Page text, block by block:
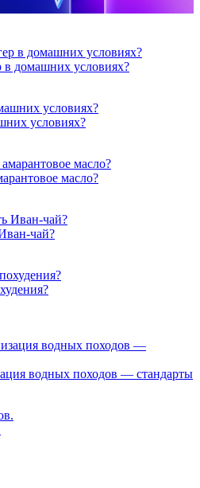
в домашних условиях?
условиях?
масло?
чай?
водных походов — стандарты